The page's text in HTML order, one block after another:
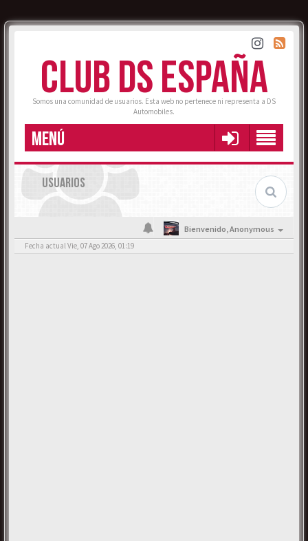
CLUB DS ESPAÑA
Somos una comunidad de usuarios. Esta web no pertenece ni representa a DS
Automobiles.
MENÚ
USUARIOS
Bienvenido,Anonymous
Fecha actual Vie, 07 Ago 2026, 01:19